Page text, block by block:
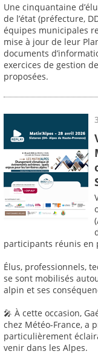
Une cinquantaine
de l’état (préfecture,
équipes municipales
mise à jour de leur
documents
exercices de gestion
proposées.
participants réunis en
Élus, professionnels,
se sont mobilisés
alpin et ses
🎤 À cette occasion,
chez Météo-France, a
particulièrement
venir dans les Alpes.